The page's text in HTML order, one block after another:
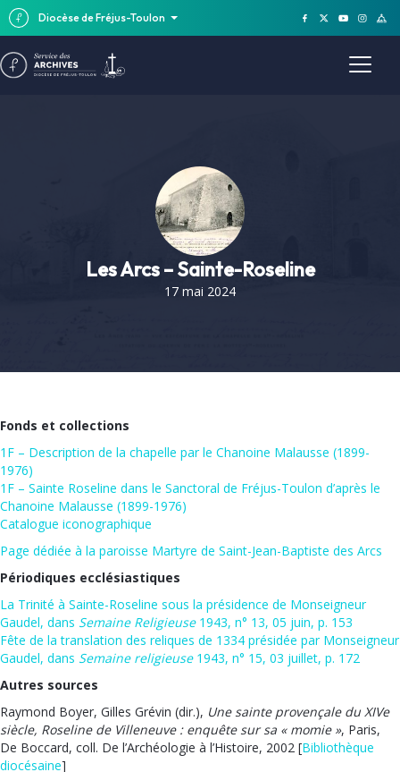
Diocèse de Fréjus-Toulon
Les Arcs – Sainte-Roseline
17 mai 2024
Fonds et collections
1F – Description de la chapelle par le Chanoine Malausse (1899-
1976)
1F – Sainte Roseline dans le Sanctoral de Fréjus-Toulon d’après le
Chanoine Malausse (1899-1976)
Catalogue iconographique
Page dédiée à la paroisse Martyre de Saint-Jean-Baptiste des Arcs
Périodiques ecclésiastiques
La Trinité à Sainte-Roseline sous la présidence de Monseigneur
Gaudel, dans Semaine Religieuse1943, n° 13, 05 juin, p. 153
Fête de la translation des reliques de 1334 présidée par Monseigneur
Gaudel, dans Semaine religieuse1943, n° 15, 03 juillet, p. 172
Autres sources
Raymond Boyer, Gilles Grévin (dir.), Une sainte provençale du XIVe
siècle, Roseline de Villeneuve : enquête sur sa « momie », Paris,
De Boccard, coll. De l’Archéologie à l’Histoire, 2002 [Bibliothèque
diocésaine]